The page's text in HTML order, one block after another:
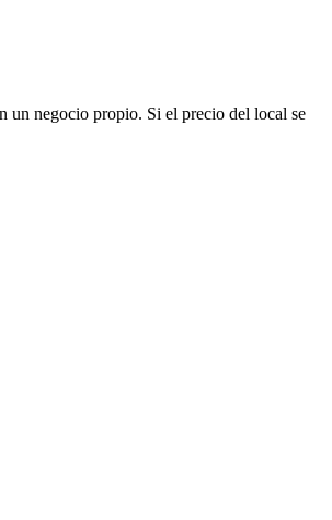
un negocio propio. Si el precio del local se